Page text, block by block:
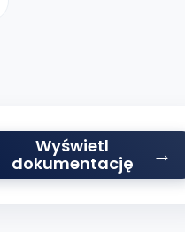
Wyświetl
dokumentację